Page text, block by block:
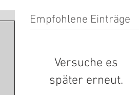
Empfohlene Einträge
Versuche es
später erneut.